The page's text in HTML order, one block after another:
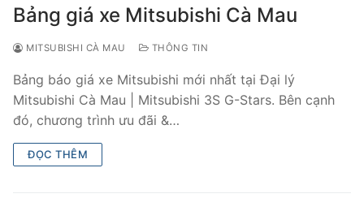
Bảng giá xe Mitsubishi Cà Mau
MITSUBISHI CÀ MAU THÔNG TIN
Bảng báo giá xe Mitsubishi mới nhất tại Đại lý
Mitsubishi Cà Mau | Mitsubishi 3S G-Stars. Bên cạnh
đó, chương trình ưu đãi &…
ĐỌC THÊM